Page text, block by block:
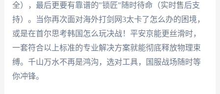
全），最后更要有靠谱的"锁匠"随时待命（实时售后支
持）。当你再次面对海外打剑网3太卡了怎么办的困境，
或是在首尔思考韩国怎么玩决战！平安京能更丝滑时，
一套符合以上标准的专业解决方案就能彻底释放物理束
缚。千山万水不再是鸿沟，选对工具，国服战场随时等
你冲锋。